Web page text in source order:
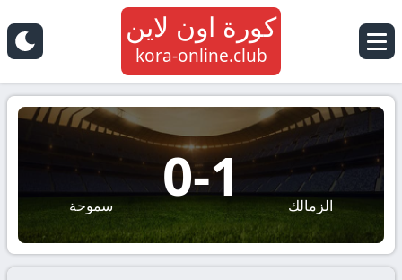
كورة اون لاين
kora-online.club
الزمالك 1
-
0 سموحة